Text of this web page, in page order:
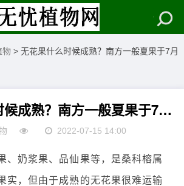
物 > 无花果什么时候成熟？南方一般夏果于7月
无花果什么时候成熟？南方一般夏果于7月上旬成熟，秋果于8月
2022-07-15 14:00
、奶浆果、品仙果等，是桑科榕属
实，但由于成熟的无花果很难运输